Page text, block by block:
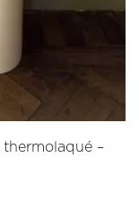
thermolaqué –